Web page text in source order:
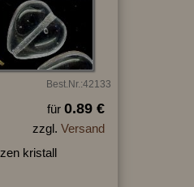
Best.Nr.:42133
für 0.89 €
zzgl. Versand
kristall